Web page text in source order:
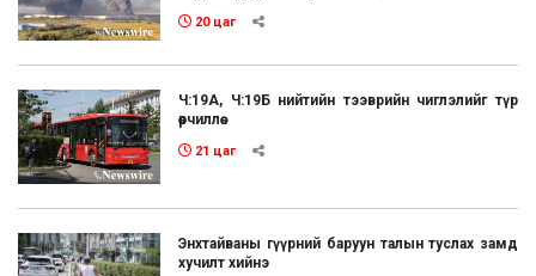
20 цаг
Ч:19А, Ч:19Б нийтийн тээврийн чиглэлийг түр
өөрчиллөө
21 цаг
Энхтайваны гүүрний баруун талын туслах замд
хучилт хийнэ